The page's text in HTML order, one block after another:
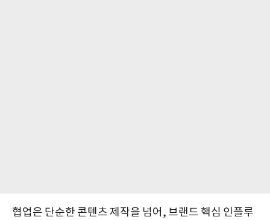
협업은 단순한 콘텐츠 제작을 넘어, 브랜드 핵심 인플루